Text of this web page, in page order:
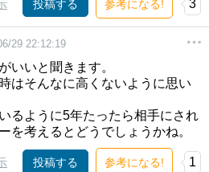
投稿する 参考になる! 3
29 22:12:19
いいと聞きます。
はそんなに高くないように思い
るように5年たったら相手にされ
を考えるとどうでしょうかね。
投稿する 参考になる! 1